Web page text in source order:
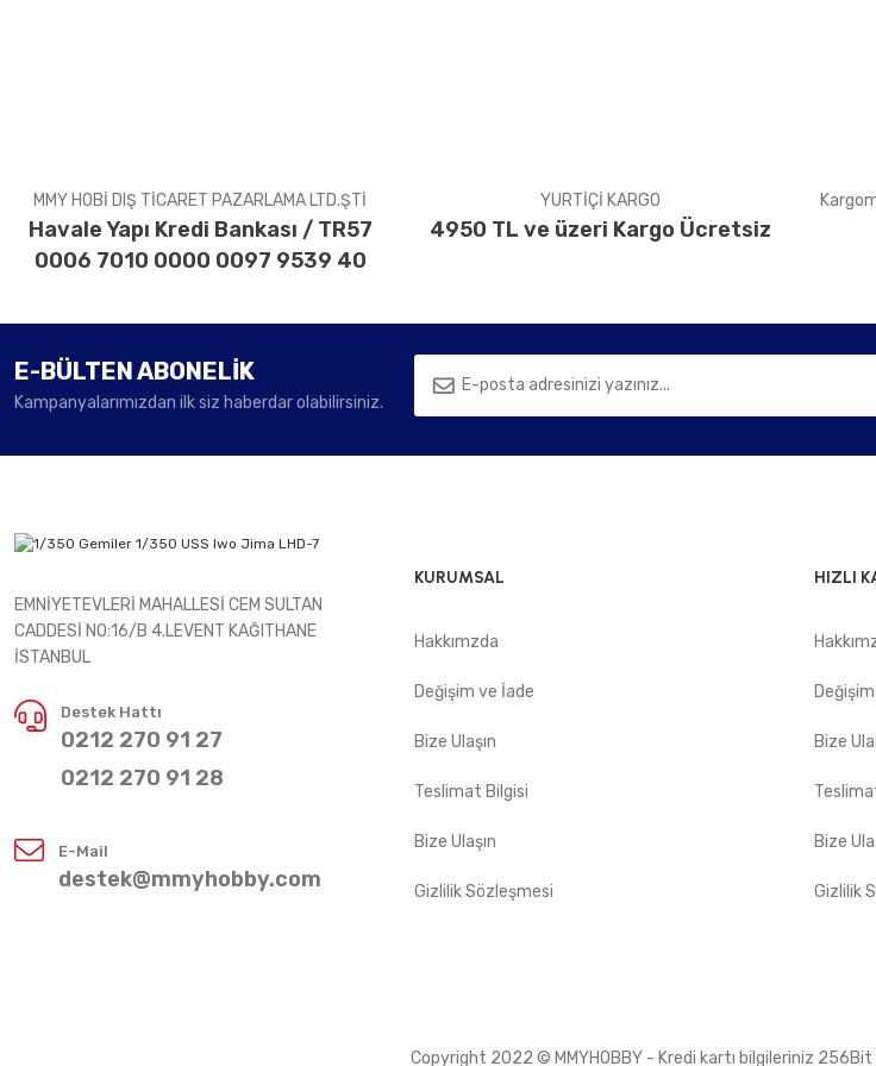
MMY HOBİ DIŞ TİCARET PAZARLAMA LTD.ŞTİ
Havale Yapı Kredi Bankası / TR57
0006 7010 0000 0097 9539 40
YURTİÇİ KARGO
4950 TL ve üzeri Kargo Ücretsiz
E-BÜLTEN ABONELİK
Kampanyalarımızdan ilk siz haberdar olabilirsiniz.
EMNİYETEVLERİ MAHALLESİ CEM SULTAN
CADDESİ NO:16/B 4.LEVENT KAĞITHANE
İSTANBUL
Destek Hattı
0212 270 91 27
0212 270 91 28
E-Mail
destek@mmyhobby.com
KURUMSAL
Hakkımzda
Değişim ve İade
Bize Ulaşın
Teslimat Bilgisi
Bize Ulaşın
Gizlilik Sözleşmesi
HIZLI
Bize
Bize
Gizlilik
Copyright 2022 © MMYHOBBY - Kredi kartı bilgileriniz